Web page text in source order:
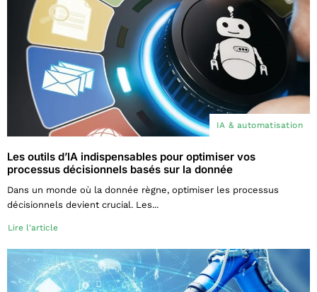
IA & automatisation
Les outils d’IA indispensables pour optimiser vos
processus décisionnels basés sur la donnée
Dans un monde où la donnée règne, optimiser les processus
décisionnels devient crucial. Les...
Lire l'article